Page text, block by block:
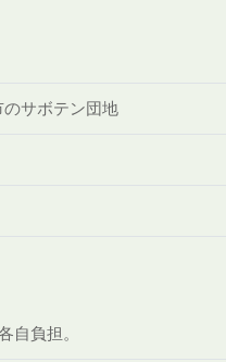
サボテン団地
自負担。